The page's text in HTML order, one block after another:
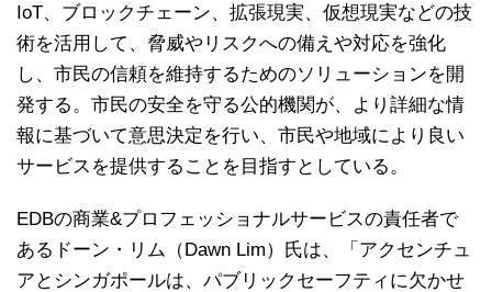
IoT、ブロックチェーン、拡張現実、仮想現実などの技
術を活用して、脅威やリスクへの備えや対応を強化
し、市民の信頼を維持するためのソリューションを開
発する。市民の安全を守る公的機関が、より詳細な情
報に基づいて意思決定を行い、市民や地域により良い
サービスを提供することを目指すとしている。
EDBの商業&プロフェッショナルサービスの責任者で
あるドーン・リム（Dawn Lim）氏は、「アクセンチュ
アとシンガポールは、パブリックセーフティに欠かせ